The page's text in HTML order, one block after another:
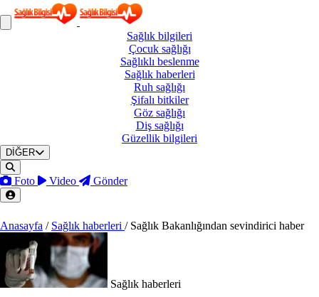
Sağlık bilgileri
Çocuk sağlığı
Sağlıklı beslenme
Sağlık haberleri
Ruh sağlığı
Şifalı bitkiler
Göz sağlığı
Diş sağlığı
Güzellik bilgileri
DİĞER
Foto Video Gönder
Anasayfa / Sağlık haberleri / Sağlık Bakanlığından sevindirici haber
Sağlık haberleri